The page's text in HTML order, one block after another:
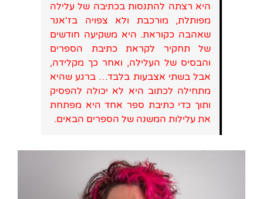
היא רצתה להתנסות בכתיבה של עלילה
מפותלת, מורכבת ולא צפויה בז'אנר
שאהבה כקוראת. היא משקיעה חודשים
של תחקיר לקראת כתיבת הספרים
והבסיס של העלילה, ואחר כך מקלידה,
אבל בשתי אצבעות בלבד… ברגע שהיא
מתחילה לכתוב היא לא יכולה להפסיק
ותוך כדי כתיבת ספר אחד היא מפתחת
את עלילות המשנה של הספרים הבאים.